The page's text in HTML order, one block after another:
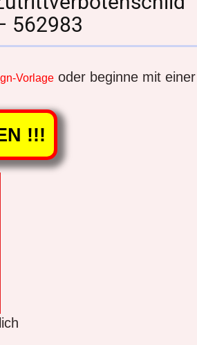
Konto erstellen
Passwort vergessen?
562983
Vorlageoder beginne mit einer
!!!